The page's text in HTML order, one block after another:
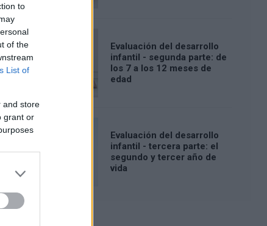
to
of the
List of
and store
grant or
Evaluación del desarrollo
infantil - segunda parte: de
los 7 a los 12 meses de
edad
Evaluación del desarrollo
infantil - tercera parte: el
segundo y tercer año de
vida